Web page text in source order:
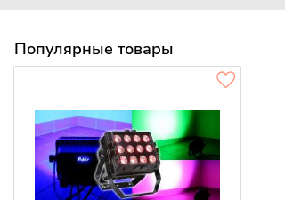
Популярные товары